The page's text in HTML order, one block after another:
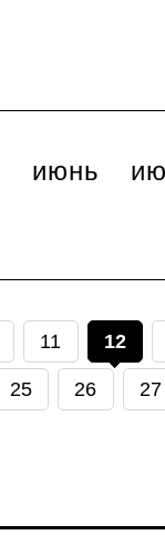
июнь
11 12
25 26 27